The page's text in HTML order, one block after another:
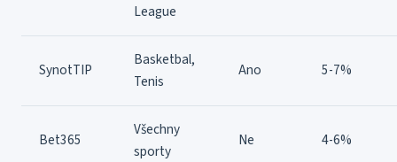
League
SynotTIP
Basketbal,
Tenis
Ano 5-7%
Bet365
Všechny
sporty
Ne 4-6%